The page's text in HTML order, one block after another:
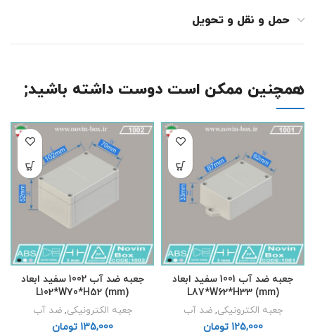
حمل و نقل و تحویل
همچنین ممکن است دوست داشته باشید;
جعبه ضد آب 1001 سفید ابعاد
L87*W62*H33 (mm)
جعبه الکترونیکی,ضد آب
تومان
جعبه ضد آب 1002 سفید ابعاد
L102*W70*H52 (mm)
جعبه الکترونیکی,ضد آب
تومان